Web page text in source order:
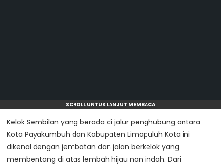
SCROLL UNTUK LANJUT MEMBACA
Kelok Sembilan yang berada di jalur penghubung antara
Kota Payakumbuh dan Kabupaten Limapuluh Kota ini
dikenal dengan jembatan dan jalan berkelok yang
membentang di atas lembah hijau nan indah. Dari